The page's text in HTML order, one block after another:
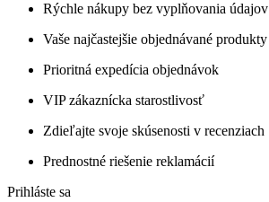
Rýchle nákupy bez vyplňovania údajov
Vaše najčastejšie objednávané produkty
Prioritná expedícia objednávok
VIP zákaznícka starostlivosť
Zdieľajte svoje skúsenosti v recenziach
Prednostné riešenie reklamácií
Prihláste sa